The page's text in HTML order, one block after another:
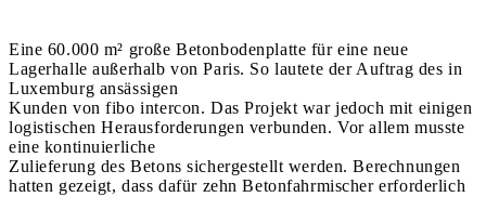
Eine 60.000 m² große Betonbodenplatte für eine neue
Lagerhalle außerhalb von Paris. So lautete der Auftrag des in
Luxemburg ansässigen
Kunden von fibo intercon. Das Projekt war jedoch mit einigen
logistischen Herausforderungen verbunden. Vor allem musste
eine kontinuierliche
Zulieferung des Betons sichergestellt werden. Berechnungen
hatten gezeigt, dass dafür zehn Betonfahrmischer erforderlich